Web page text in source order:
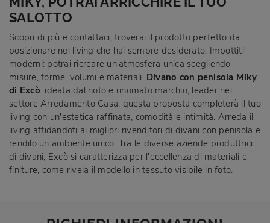
SALOTTO
Scopri di più e contattaci, troverai il prodotto perfetto da
posizionare nel living che hai sempre desiderato. Imbottiti
moderni: potrai ricreare un'atmosfera unica scegliendo
misure, forme, volumi e materiali. Divano con penisola Miky
di Excò: ideata dal noto e rinomato marchio, leader nel
settore Arredamento Casa, questa proposta completerà il tuo
living con un'estetica raffinata, comodità e intimità. Arreda il
living affidandoti ai migliori rivenditori di divani con penisola e
rendilo un ambiente unico. Tra le diverse aziende produttrici
di divani, Excò si caratterizza per l'eccellenza di materiali e
finiture, come rivela il modello in tessuto visibile in foto.